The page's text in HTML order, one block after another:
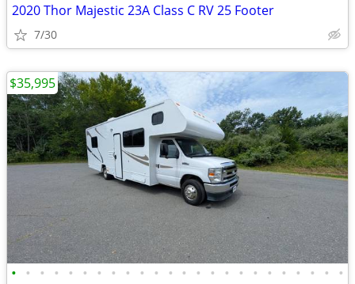
2020 Thor Majestic 23A Class C RV 25 Footer
7/30
• • • • • • • • • • • • • • • • • • • • • • • •
$35,995